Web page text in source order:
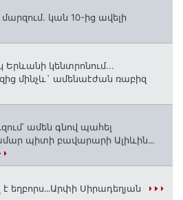
կան 10-ից ավելի
Երևանի կենտրոնում...
մինչև` ամենաէժան ռաբիզ
ամեն գնով պահել
պիտի բավարարի Ալիևին․․․
եղբորս․․․Արփի Սիրադեղյան